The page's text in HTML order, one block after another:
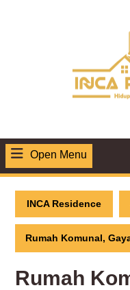
Open Menu
INCA Residence
Rumah Komunal,
Rumah